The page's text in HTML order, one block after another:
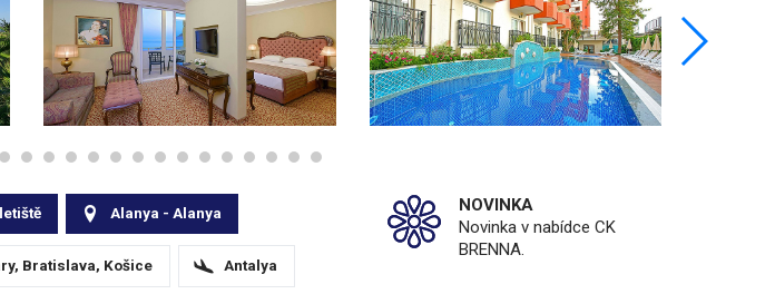
Alanya - Alanya
Bratislava, Košice Antalya
NOVINKA
Novinka v nabídce CK
BRENNA.